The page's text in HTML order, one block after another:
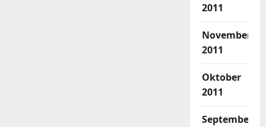
2011
November
2011
Oktober
2011
September